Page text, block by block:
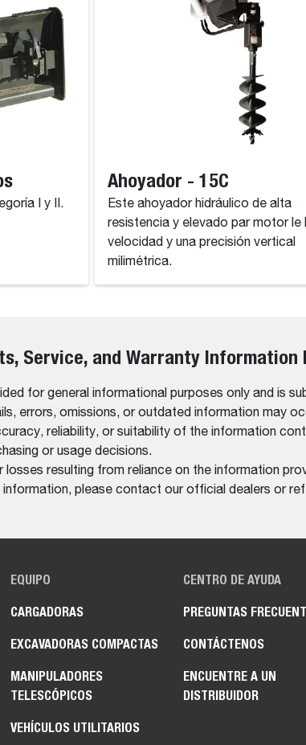
I y II.
Ahoyador - 15C
Este ahoyador hidráulico de alta
resistencia y elevado par motor le
velocidad y una precisión vertical
milimétrica.
Service, and Warranty Information
for general informational purposes only and is
errors, omissions, or outdated information may
reliability, or suitability of the information
or usage decisions.
losses resulting from reliance on the information
please contact our official dealers or
EQUIPO
CARGADORAS
EXCAVADORAS COMPACTAS
MANIPULADORES
TELESCÓPICOS
VEHÍCULOS UTILITARIOS
CENTRO DE AYUDA
PREGUNTAS
CONTÁCTENOS
ENCUENTRE A UN
DISTRIBUIDOR